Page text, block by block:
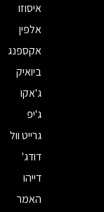
איסוזו
אלפין
אקספנג
ביואיק
ג'אקו
ג'יפ
גרייט וול
דודג'
דייהו
האמר